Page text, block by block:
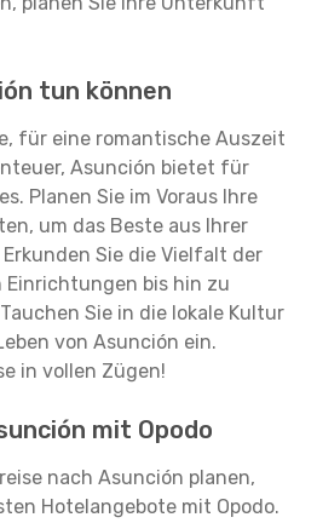
tun können
für eine romantische Auszeit
Asunción bietet für
Planen Sie im Voraus Ihre
um das Beste aus Ihrer
Sie die Vielfalt der
bis hin zu
Sie in die lokale Kultur
von Asunción ein.
in vollen Zügen!
mit Opodo
nach Asunción planen,
Hotelangebote mit Opodo.